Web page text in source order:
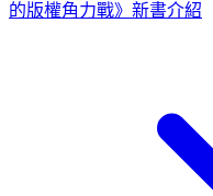
的版權角力戰》新書介紹